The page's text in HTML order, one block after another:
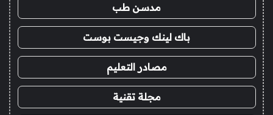
مدسن طب
باك لينك وجيست بوست
مصادر التعليم
مجلة تقنية